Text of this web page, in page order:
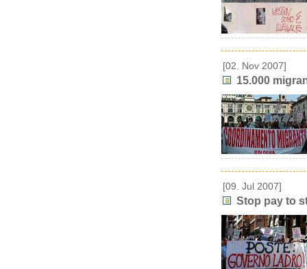
[02. Nov 2007]
15.000
[09. Jul 2007]
Stop pay to